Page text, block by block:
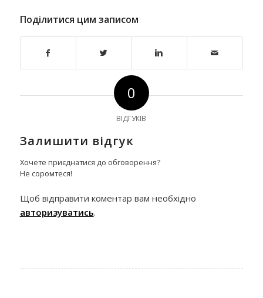
Поділитися цим записом
0
ВІДГУКІВ
Залишити відгук
Хочете приєднатися до обговорення?
Не соромтеся!
Щоб відправити коментар вам необхідно
авторизуватись.